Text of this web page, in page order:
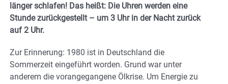
länger schlafen! Das heißt: Die Uhren werden eine
Stunde zurückgestellt – um 3 Uhr in der Nacht zurück
auf 2 Uhr.
Zur Erinnerung: 1980 ist in Deutschland die
Sommerzeit eingeführt worden. Grund war unter
anderem die vorangegangene Ölkrise. Um Energie zu